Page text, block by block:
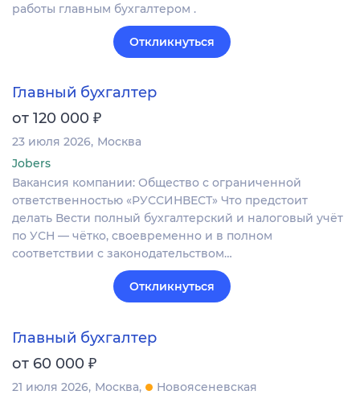
работы главным бухгалтером .
Откликнуться
Главный бухгалтер
от 120 000 ₽
23 июля 2026 Москва
Jobers
Вакансия компании: Общество с ограниченной
ответственностью «РУССИНВЕСТ» Что предстоит
делать Вести полный бухгалтерский и налоговый учёт
по УСН — чётко, своевременно и в полном
соответствии с законодательством…
Откликнуться
Главный бухгалтер
от 60 000 ₽
21 июля 2026 Москва Новоясеневская